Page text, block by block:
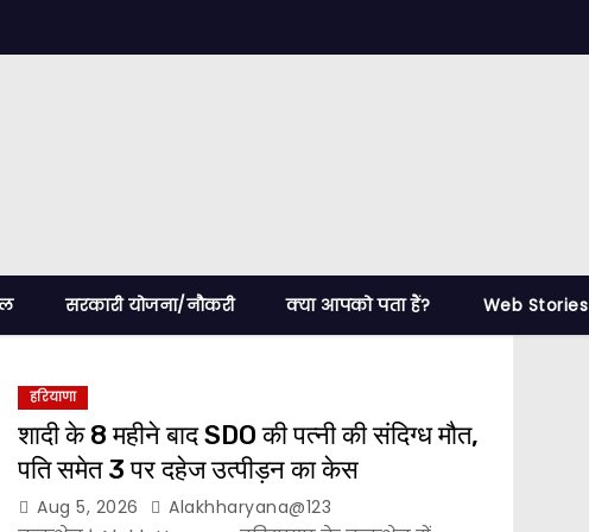
सरकारी योजना/नौकरी क्या आपको पता हैं? Web Stories
हरियाणा
शादी के 8 महीने बाद SDO की पत्नी की संदिग्ध मौत,
पति समेत 3 पर दहेज उत्पीड़न का केस
Aug 5, 2026 Alakhharyana@123